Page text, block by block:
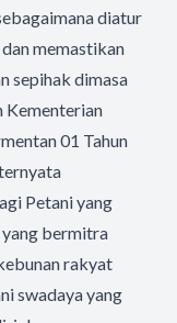
diatur
memastikan
sepihak dimasa
Kementerian
01 Tahun
Petani yang
bermitra
rakyat
swadaya yang